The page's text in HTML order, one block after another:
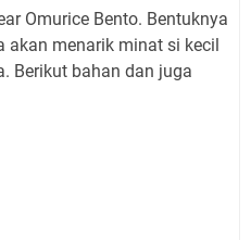
Omurice Bento. Bentuknya
akan menarik minat si kecil
Berikut bahan dan juga